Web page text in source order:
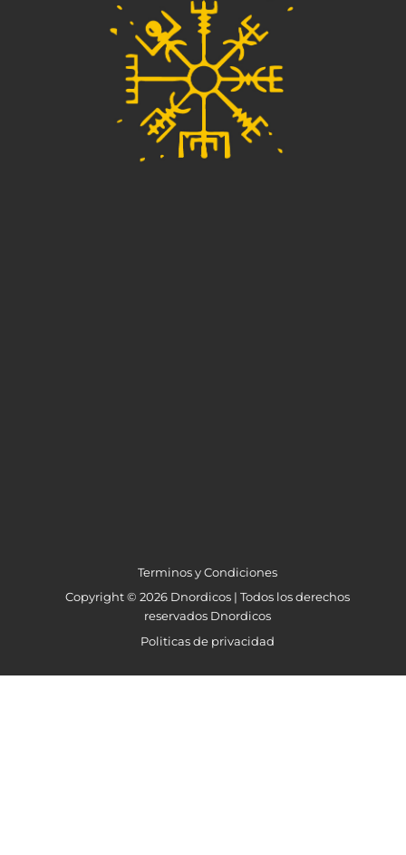
Terminos y Condiciones
Copyright © 2026 Dnordicos | Todos los derechos
reservados Dnordicos
Politicas de privacidad